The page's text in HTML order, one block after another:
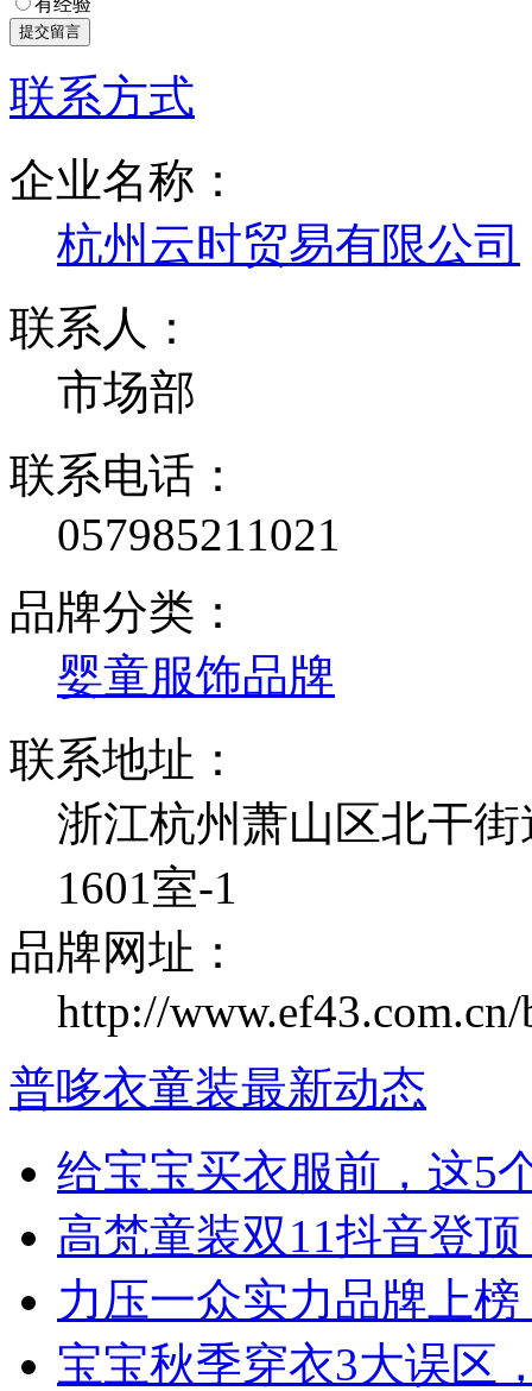
有经验
联系方式
企业名称：
杭州云时贸易有限公司
联系人：
市场部
联系电话：
057985211021
品牌分类：
婴童服饰品牌
联系地址：
浙江杭州萧山区北干
1601室-1
品牌网址：
http://
普哆衣童装最新动态
给宝宝买衣服前，这5
高梵童装双11抖音登
力压一众实力品牌上
宝宝秋季穿衣3大误区